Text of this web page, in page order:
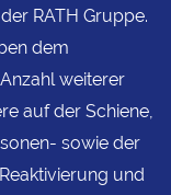
RATH Gruppe.
dem
weiterer
auf der Schiene,
sowie der
und